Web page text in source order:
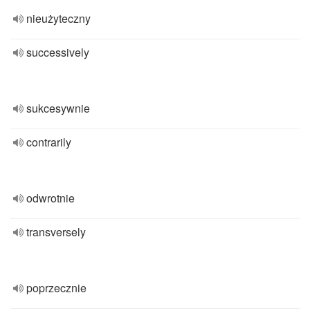
nieużyteczny
successively
sukcesywnie
contrarily
odwrotnie
transversely
poprzecznie